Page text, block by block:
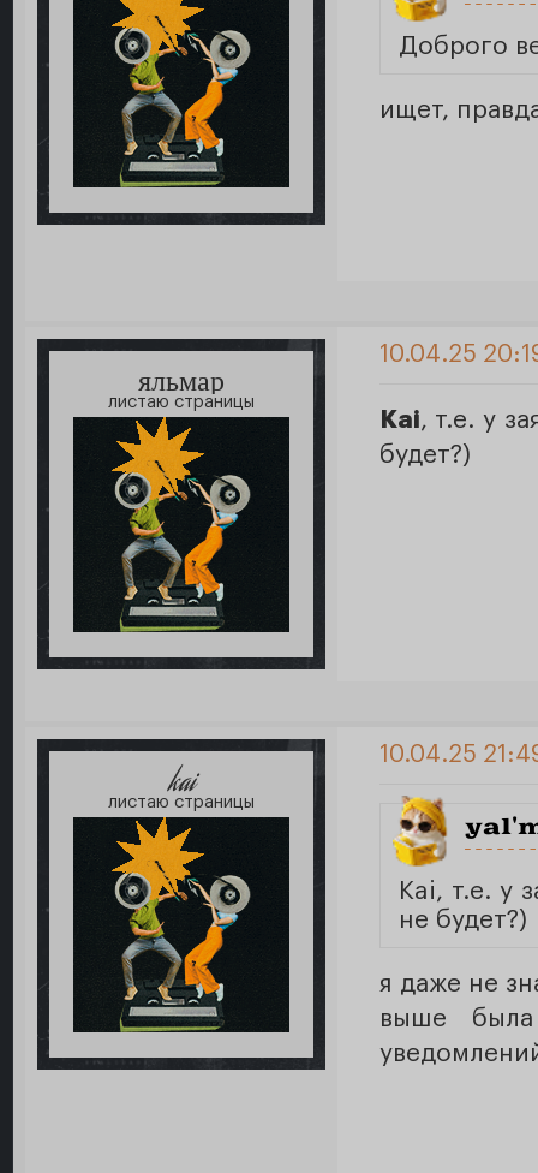
Доброго
ищет,
яльмар
листаю страницы
10.04.25
Kai, т.е. у
будет?)
kai
листаю страницы
10.04.25
Kai, т.е. у
не будет?)
я даже не
выше